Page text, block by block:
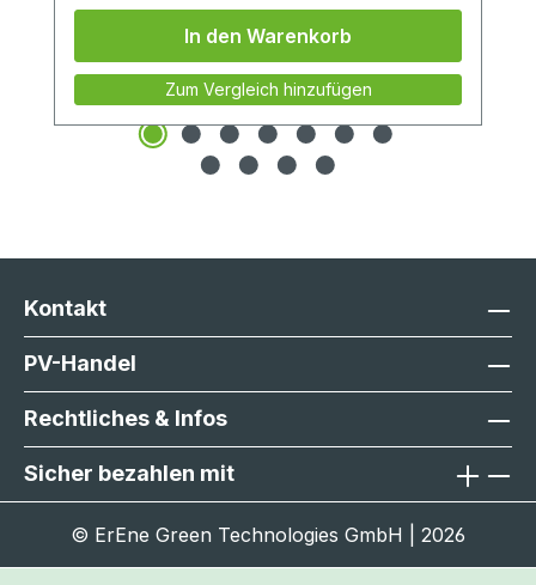
In den Warenkorb
Zum Vergleich hinzufügen
Kontakt
PV-Handel
Rechtliches & Infos
Sicher bezahlen mit
© ErEne Green Technologies GmbH | 2026